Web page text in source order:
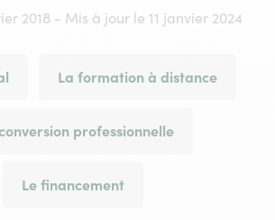
2018 - Mis à jour le 11 janvier 2024
La formation à distance
professionnelle
Le financement